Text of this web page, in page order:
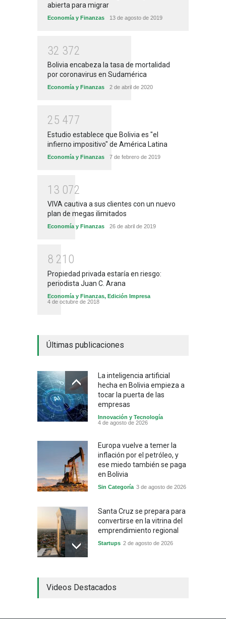
abierta para migrar
Economía y Finanzas 13 de agosto de 2019
32 372
Bolivia encabeza la tasa de mortalidad
por coronavirus en Sudamérica
Economía y Finanzas 2 de abril de 2020
25 477
Estudio establece que Bolivia es "el
infierno impositivo" de América Latina
Economía y Finanzas 7 de febrero de 2019
1 3 072
VIVA cautiva a sus clientes con un nuevo
plan de megas ilimitados
Economía y Finanzas 26 de abril de 2019
8 21 0
Propiedad privada estaría en riesgo:
periodista Juan C. Arana
Economía y Finanzas, Edición Impresa
4 de octubre de 2018
Últimas publicaciones
La inteligencia artificial
hecha en Bolivia empieza a
tocar la puerta de las
empresas
Innovación y Tecnología
4 de agosto de 2026
Europa vuelve a temer la
inflación por el petróleo, y
ese miedo también se paga
en Bolivia
Sin Categoría 3 de agosto de 2026
Santa Cruz se prepara para
convertirse en la vitrina del
emprendimiento regional
Startups 2 de agosto de 2026
industrial y el golpe puede
Videos Destacados